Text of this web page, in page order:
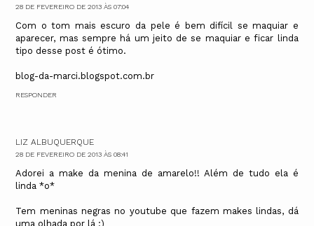
28 DE FEVEREIRO DE 2013 ÀS 07:04
Com o tom mais escuro da pele é bem difícil se maquiar e
aparecer, mas sempre há um jeito de se maquiar e ficar linda
tipo desse post é ótimo.
blog-da-marci.blogspot.com.br
RESPONDER
LIZ ALBUQUERQUE
28 DE FEVEREIRO DE 2013 ÀS 08:41
Adorei a make da menina de amarelo!! Além de tudo ela é
linda *o*
Tem meninas negras no youtube que fazem makes lindas, dá
uma olhada por lá ;)